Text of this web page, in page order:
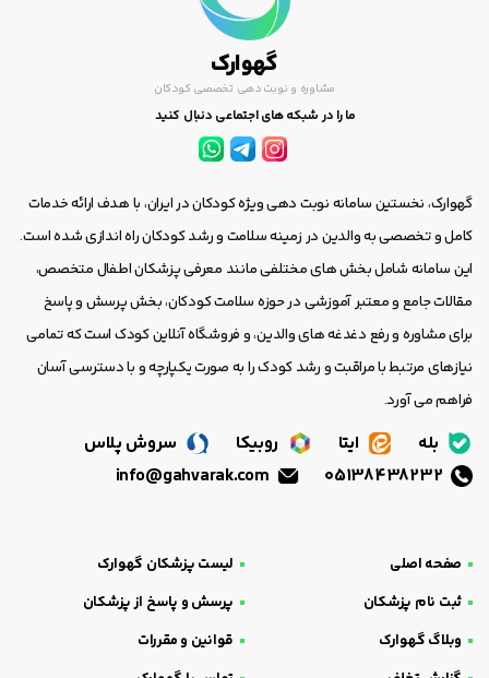
گهوارک
مشاوره و نوبت دهی تخصصی کودکان
ما را در شبکه های اجتماعی دنبال کنید
گهوارک، نخستین سامانه نوبت دهی ویژه کودکان در ایران، با هدف ارائه خدمات
کامل و تخصصی به والدین در زمینه سلامت و رشد کودکان راه اندازی شده است.
این سامانه شامل بخش های مختلفی مانند معرفی پزشکان اطفال متخصص،
مقالات جامع و معتبر آموزشی در حوزه سلامت کودکان، بخش پرسش و پاسخ
برای مشاوره و رفع دغدغه های والدین، و فروشگاه آنلاین کودک است که تمامی
نیازهای مرتبط با مراقبت و رشد کودک را به صورت یکپارچه و با دسترسی آسان
فراهم می آورد.
بله ایتا روبیکا
سروش پلاس
صفحه اصلی
لیست پزشکان گهوارک
ثبت نام پزشکان
پرسش و پاسخ از پزشکان
وبلاگ گهوارک
قوانین و مقررات